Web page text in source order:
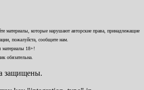
материалы, которые нарушают авторские права, принадлежащие
пожалуйста, сообщите нам.
материалы 18+!
обязательна.
защищены.